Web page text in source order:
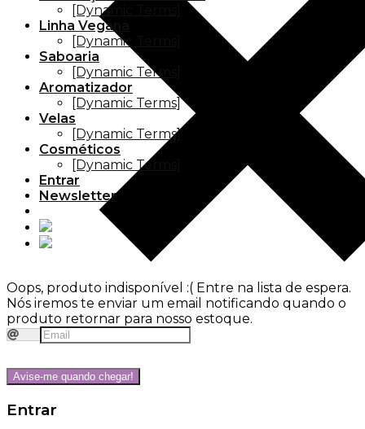
[Dynamic Terms]
Linha Vegana
[Dynamic Terms]
Saboaria
[Dynamic Terms]
Aromatizador
[Dynamic Terms]
Velas
[Dynamic Terms]
Cosméticos
[Dynamic Terms]
Entrar
Newsletter
Oops, produto indisponível :( Entre na lista de espera.
Nós iremos te enviar um email notificando quando o
produto retornar para nosso estoque.
Avise-me quando chegar!
Entrar